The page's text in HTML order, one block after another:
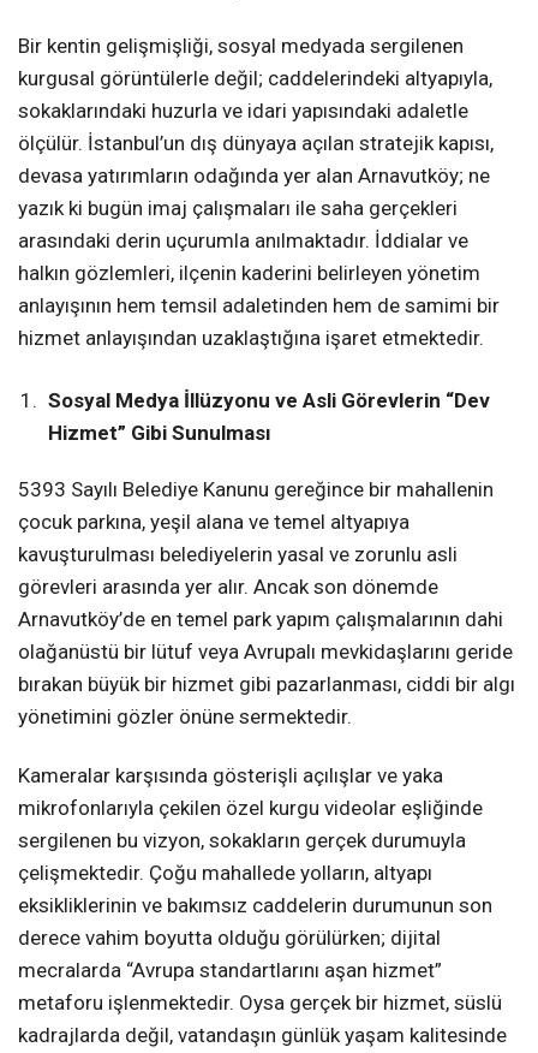
Bir kentin gelişmişliği, sosyal medyada sergilenen
kurgusal görüntülerle değil; caddelerindeki altyapıyla,
sokaklarındaki huzurla ve idari yapısındaki adaletle
ölçülür. İstanbul’un dış dünyaya açılan stratejik kapısı,
devasa yatırımların odağında yer alan Arnavutköy; ne
yazık ki bugün imaj çalışmaları ile saha gerçekleri
arasındaki derin uçurumla anılmaktadır. İddialar ve
halkın gözlemleri, ilçenin kaderini belirleyen yönetim
anlayışının hem temsil adaletinden hem de samimi bir
hizmet anlayışından uzaklaştığına işaret etmektedir.
Sosyal Medya İllüzyonu ve Asli Görevlerin “Dev
Hizmet” Gibi Sunulması
5393 Sayılı Belediye Kanunu gereğince bir mahallenin
çocuk parkına, yeşil alana ve temel altyapıya
kavuşturulması belediyelerin yasal ve zorunlu asli
görevleri arasında yer alır. Ancak son dönemde
Arnavutköy’de en temel park yapım çalışmalarının dahi
olağanüstü bir lütuf veya Avrupalı mevkidaşlarını geride
bırakan büyük bir hizmet gibi pazarlanması, ciddi bir algı
yönetimini gözler önüne sermektedir.
Kameralar karşısında gösterişli açılışlar ve yaka
mikrofonlarıyla çekilen özel kurgu videolar eşliğinde
sergilenen bu vizyon, sokakların gerçek durumuyla
çelişmektedir. Çoğu mahallede yolların, altyapı
eksikliklerinin ve bakımsız caddelerin durumunun son
derece vahim boyutta olduğu görülürken; dijital
mecralarda “Avrupa standartlarını aşan hizmet”
metaforu işlenmektedir. Oysa gerçek bir hizmet, süslü
kadrajlarda değil, vatandaşın günlük yaşam kalitesinde